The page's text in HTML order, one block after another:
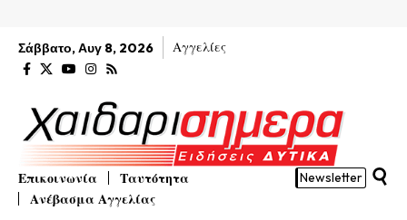
Σάββατο, Αυγ 8, 2026 Αγγελίες
Επικοινωνία
Ταυτότητα
Ανέβασμα Αγγελίας
Newsletter